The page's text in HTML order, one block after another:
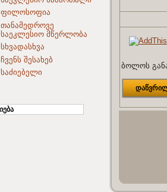
ფილოსოფია
თანამედროვე
საეკლესიო მწერლობა
სხვადასხვა
ჩვენს შესახებ
საძიებელი
ბოლოს